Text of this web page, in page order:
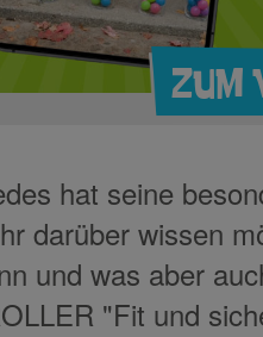
Zum
hat seine
darüber wissen
und was aber
"Fit und